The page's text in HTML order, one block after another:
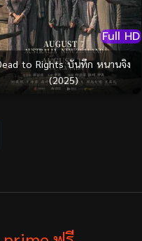
Full HD
to Rights บันทึก หนานจิง
(2025)